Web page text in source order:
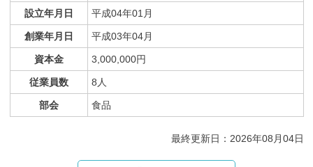
設立年月日 平成04年01月
創業年月日 平成03年04月
資本金 3,000,000円
従業員数 8人
部会 食品
最終更新日：2026年08月04日